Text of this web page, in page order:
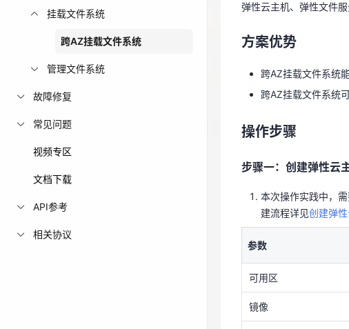
挂载文件系统
跨AZ挂载文件系统
管理文件系统
故障修复
常见问题
视频专区
文档下载
API参考
相关协议
跨AZ挂载文件系统
操作步骤
建流程详见创建弹性
可用区
镜像
弹性IP
IP版本
带宽
弹性云主机、弹性文件
方案优势
跨AZ挂载文件系统
跨AZ挂载文件系统
操作步骤
步骤一：创建弹性云
本次操作实践中，
建流程详见创建弹
参数
可用区
镜像